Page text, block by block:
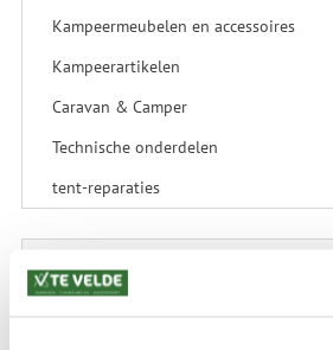
Kampeermeubelen en accessoires
Kampeerartikelen
Caravan & Camper
Technische onderdelen
tent-reparaties
SALE